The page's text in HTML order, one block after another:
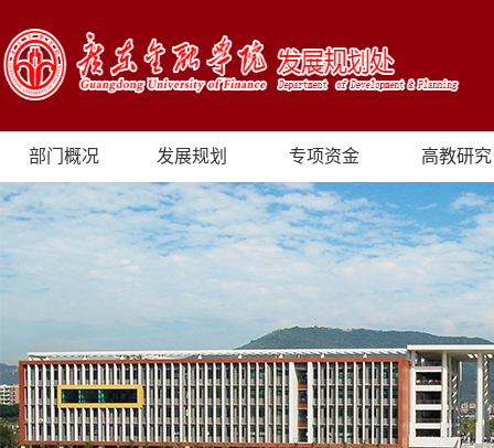
部门概况 发展规划 专项资金 高教研究